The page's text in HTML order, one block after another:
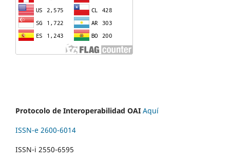
Protocolo de Interoperabilidad OAI Aquí
ISSN-e 2600-6014
ISSN-i 2550-6595